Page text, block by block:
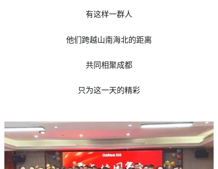
有这样一群人
他们跨越山南海北的距离
共同相聚成都
只为这一天的精彩